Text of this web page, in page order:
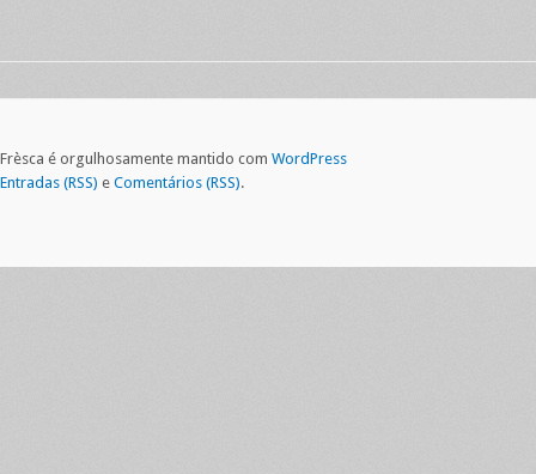
Frèsca é orgulhosamente mantido com WordPress
Entradas (RSS) e Comentários (RSS).